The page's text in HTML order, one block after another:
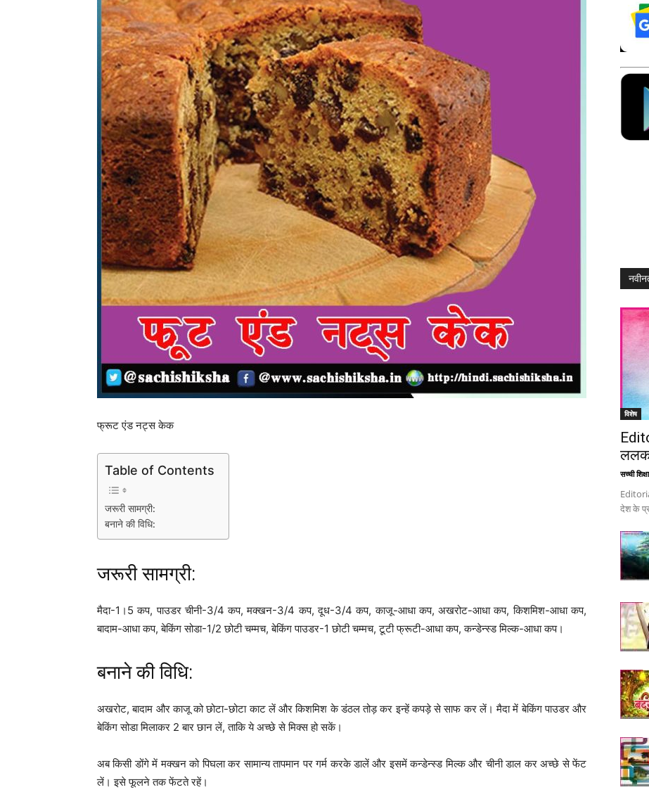
फ्रूट एंड नट्स केक
Table of Contents
जरूरी सामग्री:
बनाने की विधि:
जरूरी सामग्री:
मैदा-1।5 कप, पाउडर चीनी-3/4 कप, मक्खन-3/4 कप, दूध-3/4 कप, काजू-आधा कप, अखरोट-आधा कप, किशमिश-आधा कप,
बादाम-आधा कप, बेकिंग सोडा-1/2 छोटी चम्मच, बेकिंग पाउडर-1 छोटी चम्मच, टूटी फ्रूटी-आधा कप, कन्डेन्स्ड मिल्क-आधा कप।
बनाने की विधि:
अखरोट, बादाम और काजू को छोटा-छोटा काट लें और किशमिश के डंठल तोड़ कर इन्हें कपड़े से साफ कर लें। मैदा में बेकिंग पाउडर और
बेकिंग सोडा मिलाकर 2 बार छान लें, ताकि ये अच्छे से मिक्स हो सकें।
अब किसी डोंगे में मक्खन को पिघला कर सामान्य तापमान पर गर्म करके डालें और इसमें कन्डेन्स्ड मिल्क और चीनी डाल कर अच्छे से फेंट
लें। इसे फूलने तक फेंटते रहें।
विशेष
ललक
सच्ची शिक्षा
देश के